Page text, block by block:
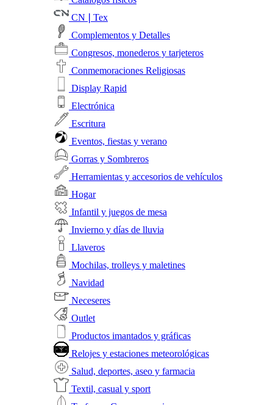
CN❘Tex
Complementos y Detalles
Congresos, monederos y tarjeteros
Conmemoraciones Religiosas
Display Rapid
Electrónica
Escritura
Eventos, fiestas y verano
Gorras y Sombreros
Herramientas y accesorios de vehículos
Hogar
Infantil y juegos de mesa
Invierno y días de lluvia
Llaveros
Mochilas, trolleys y maletines
Navidad
Neceseres
Outlet
Productos imantados y gráficas
Relojes y estaciones meteorológicas
Salud, deportes, aseo y farmacia
Textil, casual y sport